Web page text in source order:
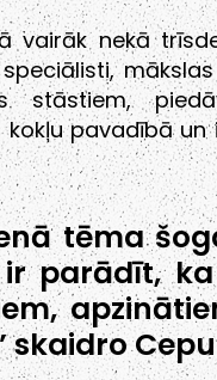
vairāk nekā
stāstiem,
pavadībā un
tēma
ir parādīt,
skaidro